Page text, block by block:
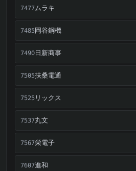
7477ムラキ
7485岡谷鋼機
7490日新商事
7505扶桑電通
7525 リックス
7537丸文
7567栄電子
7607進和